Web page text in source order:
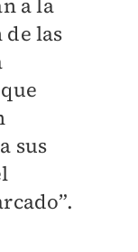
a la
las
sus